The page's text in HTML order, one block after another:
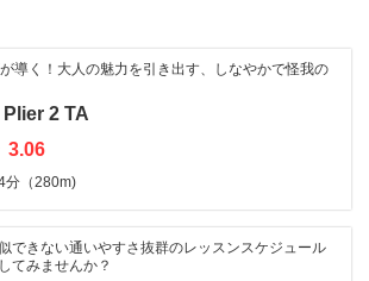
導く！大人の魅力を引き出す、しなやかで怪我の
2 TA
3.06
分（280m)
できない通いやすさ抜群のレッスンスケジュール
てみませんか？